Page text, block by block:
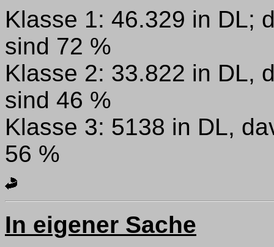
Klasse 1: 46.329 in DL;
sind 72 %
Klasse 2: 33.822 in DL,
sind 46 %
Klasse 3: 5138 in DL,
56 %
In eigener Sache